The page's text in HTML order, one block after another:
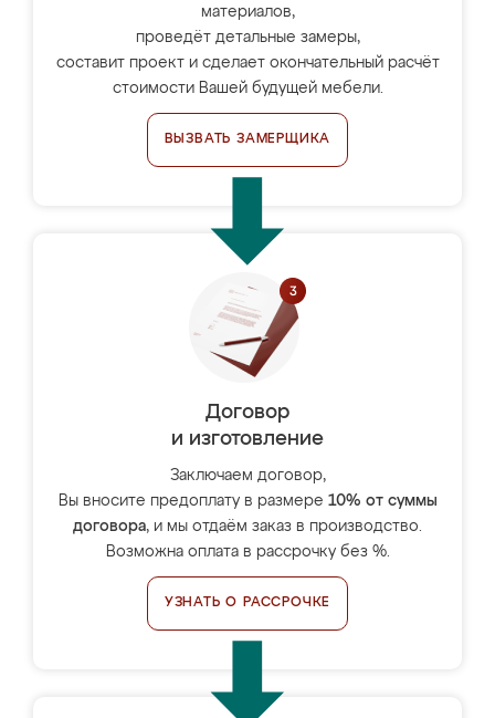
материалов,
проведёт детальные замеры,
составит проект и сделает окончательный расчёт
стоимости Вашей будущей мебели.
ВЫЗВАТЬ ЗАМЕРЩИКА
Договор
и изготовление
Заключаем договор,
Вы вносите предоплату в размере 10% от суммы
договора, и мы отдаём заказ в производство.
Возможна оплата в рассрочку без %.
УЗНАТЬ О РАССРОЧКЕ